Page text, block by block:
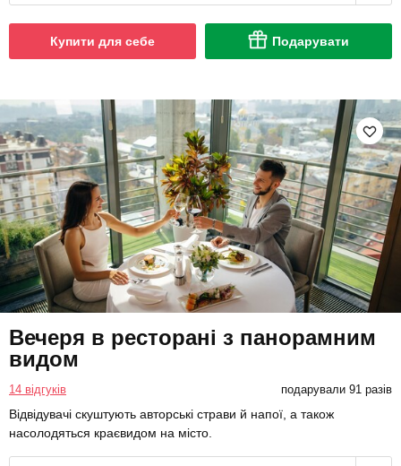
Купити для себе Подарувати
Вечеря в ресторані з панорамним
видом
14 відгуків подарували 91 разів
Відвідувачі скуштують авторські страви й напої, а також
насолодяться краєвидом на місто.